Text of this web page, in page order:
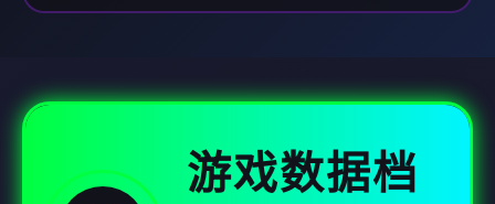
游戏数据档